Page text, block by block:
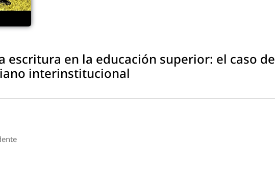
escritura en la educación superior: el caso de
interinstitucional